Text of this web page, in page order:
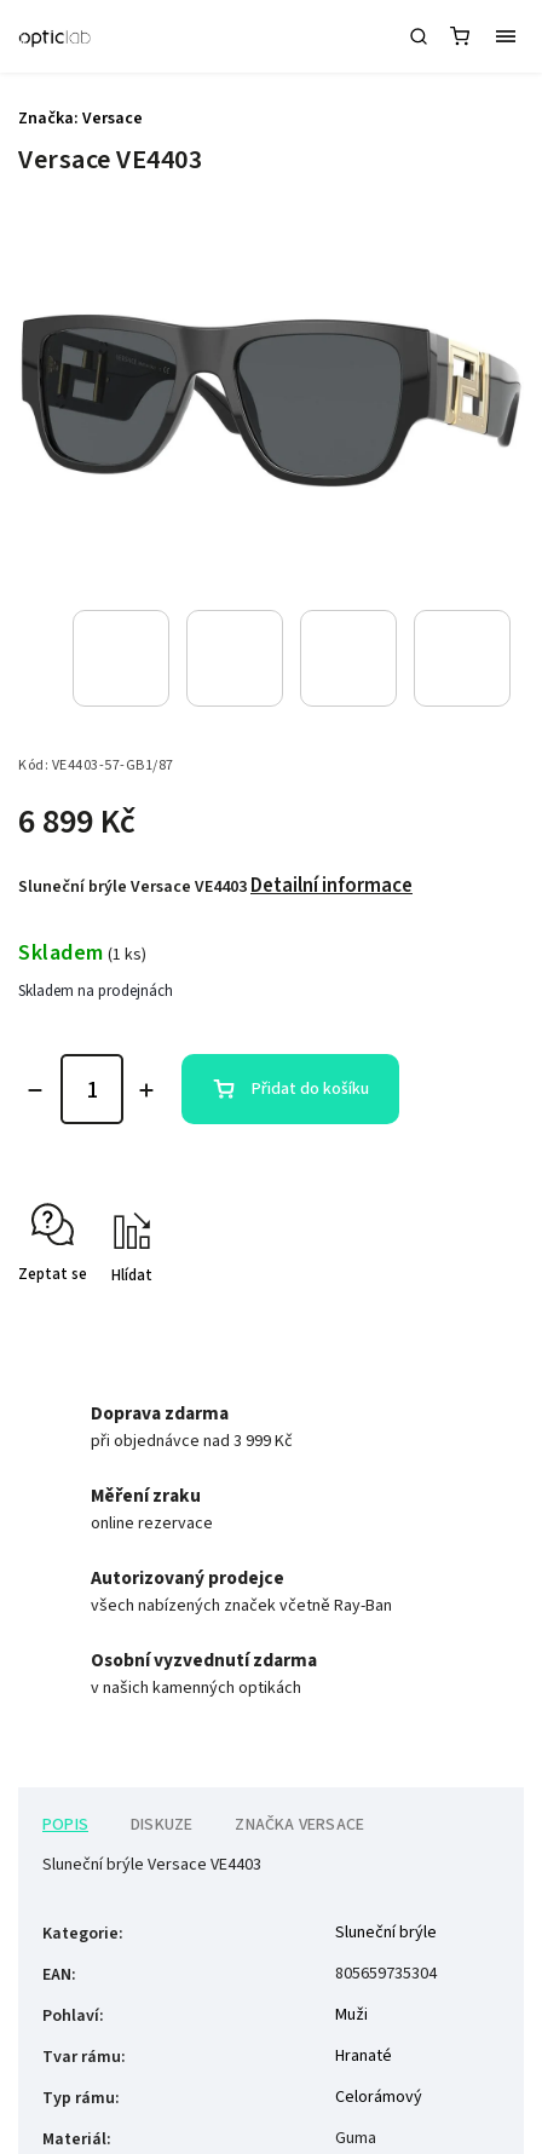
Versace VE4403
Kód: VE4403-57-GB1/87
6 899 Kč
Sluneční brýle Versace VE4403 Detailní informace
Značka: Versace
Skladem (1 ks)
Skladem na prodejnách
Přidat do košíku
Zeptat se Hlídat
Doprava zdarma
při objednávce nad 3 999 Kč
Měření zraku
online rezervace
Autorizovaný prodejce
všech nabízených značek včetně Ray-Ban
Osobní vyzvednutí zdarma
v našich kamenných optikách
POPIS DISKUZE ZNAČKA VERSACE
Sluneční brýle Versace VE4403
Kategorie:
Sluneční brýle
EAN:
805659735304
Pohlaví:
Muži
Tvar rámu:
Hranaté
Typ rámu:
Celorámový
Materiál:
Guma